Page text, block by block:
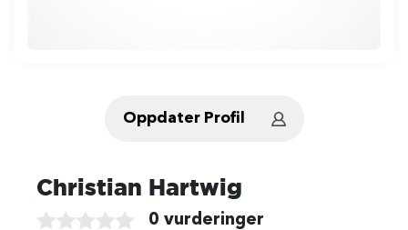
Oppdater Profil
Christian Hartwig
0 vurderinger